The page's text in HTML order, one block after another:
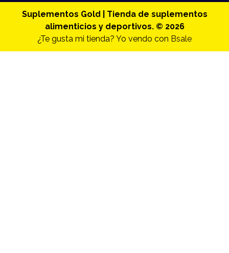
Suplementos Gold | Tienda de suplementos
alimenticios y deportivos. © 2026
¿Te gusta mi tienda? Yo vendo con Bsale